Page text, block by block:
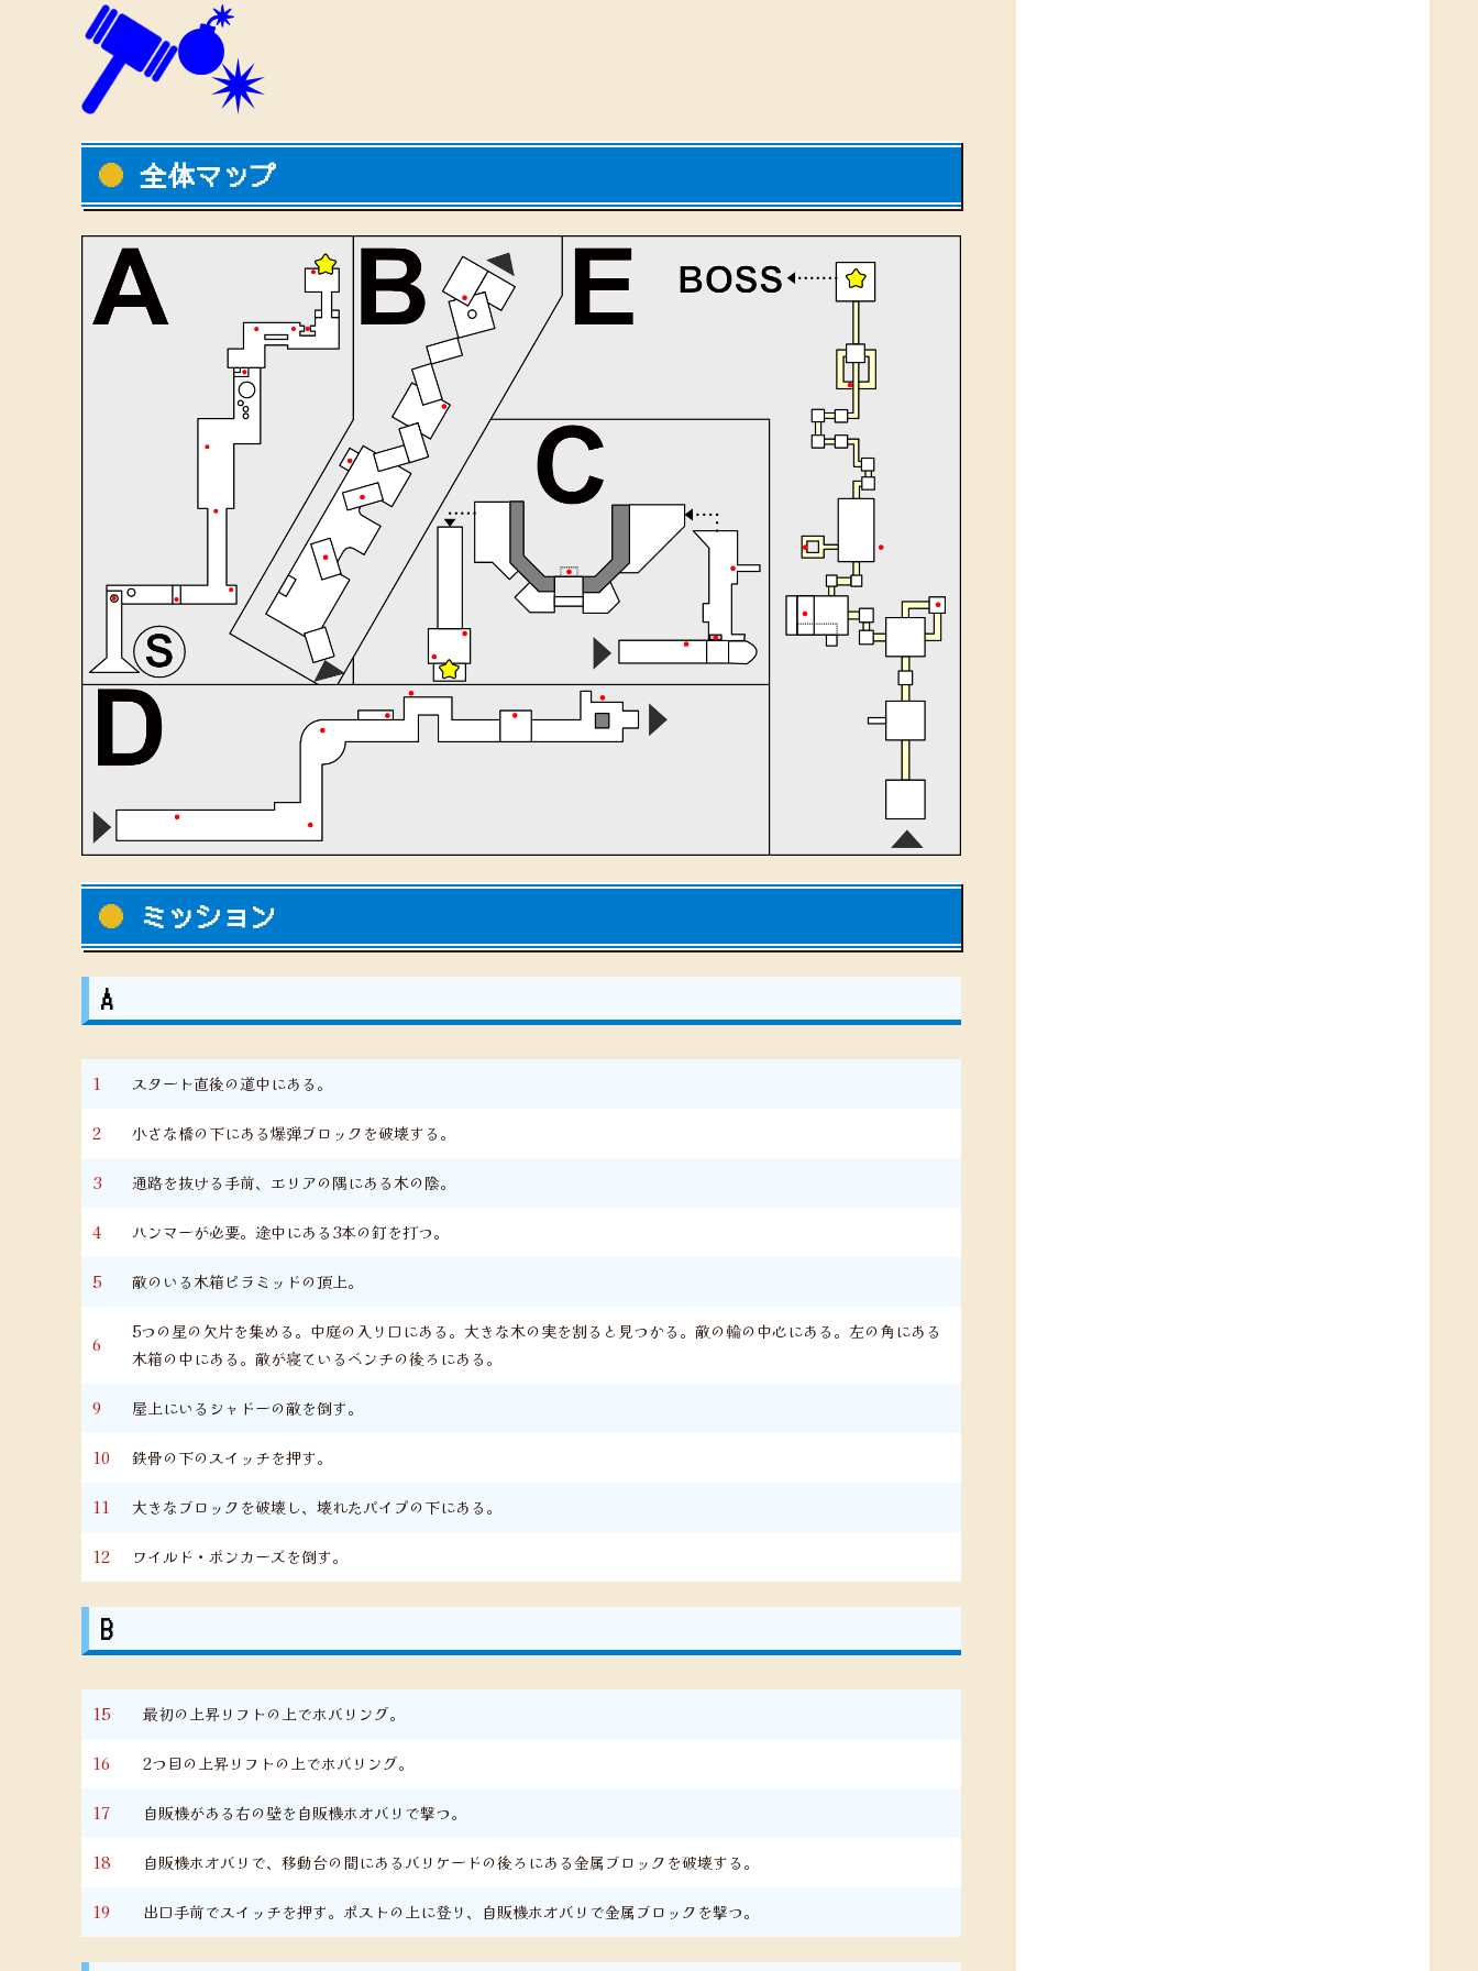
全体マップ
ミッション
A
1 スタート直後の道中にある。
2 小さな橋の下にある爆弾ブロックを破壊する。
3 通路を抜ける手前、エリアの隅にある木の陰。
4 ハンマーが必要。途中にある3本の釘を打つ。
5 敵のいる木箱ピラミッドの頂上。
6
5つの星の欠片を集める。中庭の入り口にある。大きな木の実を割ると見つかる。敵の輪の中心にある。左の角にある
木箱の中にある。敵が寝ているベンチの後ろにある。
9 屋上にいるシャドーの敵を倒す。
10 鉄骨の下のスイッチを押す。
11 大きなブロックを破壊し、壊れたパイプの下にある。
12 ワイルド・ボンカーズを倒す。
B
15 最初の上昇リフトの上でホバリング。
16 2つ目の上昇リフトの上でホバリング。
17 自販機がある右の壁を自販機ホオバリで撃つ。
18 自販機ホオバリで、移動台の間にあるバリケードの後ろにある金属ブロックを破壊する。
19 出口手前でスイッチを押す。ポストの上に登り、自販機ホオバリで金属ブロックを撃つ。